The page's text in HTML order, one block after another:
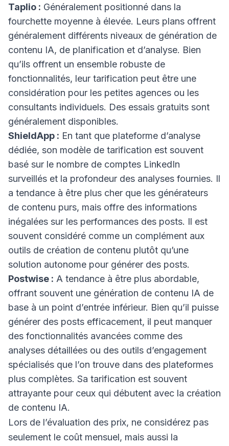
Taplio : Généralement positionné dans la
fourchette moyenne à élevée. Leurs plans offrent
généralement différents niveaux de génération de
contenu IA, de planification et d’analyse. Bien
qu’ils offrent un ensemble robuste de
fonctionnalités, leur tarification peut être une
considération pour les petites agences ou les
consultants individuels. Des essais gratuits sont
généralement disponibles.
ShieldApp : En tant que plateforme d’analyse
dédiée, son modèle de tarification est souvent
basé sur le nombre de comptes LinkedIn
surveillés et la profondeur des analyses fournies. Il
a tendance à être plus cher que les générateurs
de contenu purs, mais offre des informations
inégalées sur les performances des posts. Il est
souvent considéré comme un complément aux
outils de création de contenu plutôt qu’une
solution autonome pour générer des posts.
Postwise : A tendance à être plus abordable,
offrant souvent une génération de contenu IA de
base à un point d’entrée inférieur. Bien qu’il puisse
générer des posts efficacement, il peut manquer
des fonctionnalités avancées comme des
analyses détaillées ou des outils d’engagement
spécialisés que l’on trouve dans des plateformes
plus complètes. Sa tarification est souvent
attrayante pour ceux qui débutent avec la création
de contenu IA.
Lors de l’évaluation des prix, ne considérez pas
seulement le coût mensuel, mais aussi la